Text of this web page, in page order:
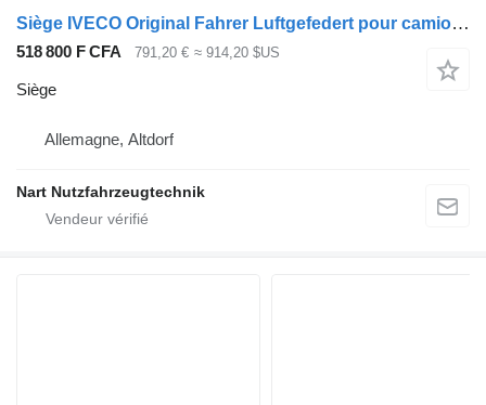
Siège IVECO Original Fahrer Luftgefedert pour camion IVECO Eurocargo
518 800 F CFA 791,20 € ≈ 914,20 $US
Siège
Allemagne, Altdorf
Nart Nutzfahrzeugtechnik